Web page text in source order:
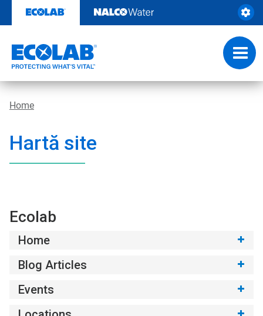
content
Home
Hartă site
Ecolab
Home
Blog Articles
Events